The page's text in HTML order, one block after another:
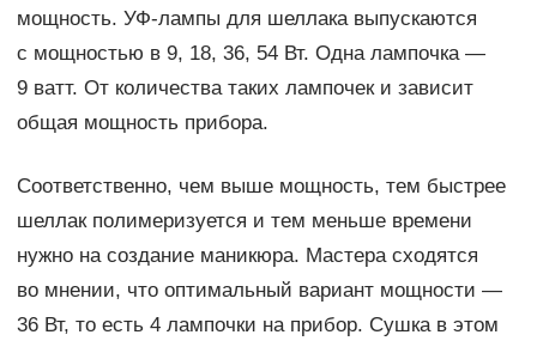
мощность. УФ-лампы для шеллака выпускаются
с мощностью в 9, 18, 36, 54 Вт. Одна лампочка —
9 ватт. От количества таких лампочек и зависит
общая мощность прибора.
Соответственно, чем выше мощность, тем быстрее
шеллак полимеризуется и тем меньше времени
нужно на создание маникюра. Мастера сходятся
во мнении, что оптимальный вариант мощности —
36 Вт, то есть 4 лампочки на прибор. Сушка в этом